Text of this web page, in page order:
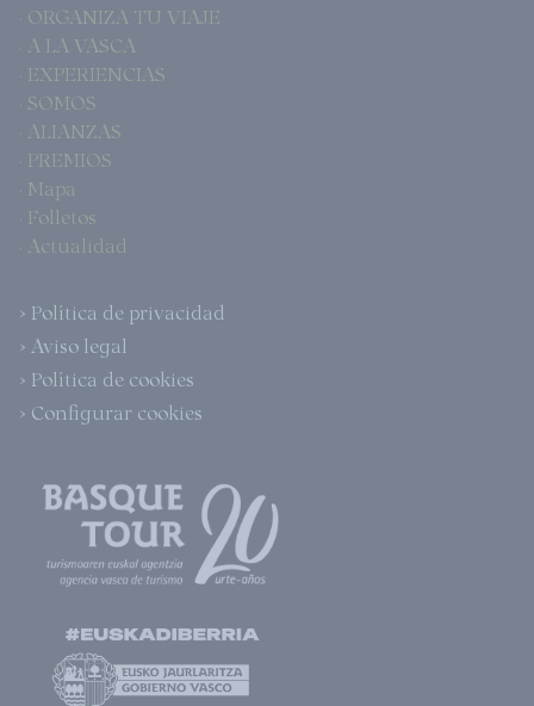
· ORGANIZA TU VIAJE
· A LA VASCA
· EXPERIENCIAS
· SOMOS
· ALIANZAS
· PREMIOS
· Mapa
· Folletos
· Actualidad
> Política de privacidad
> Aviso legal
> Política de cookies
> Configurar cookies